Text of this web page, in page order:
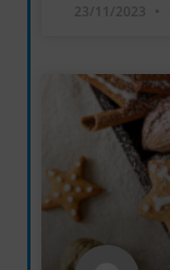
23/11/2023